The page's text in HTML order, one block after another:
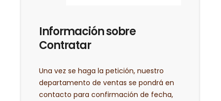
Información sobre
Contratar
Una vez se haga la petición, nuestro
departamento de ventas se pondrá en
contacto para confirmación de fecha,